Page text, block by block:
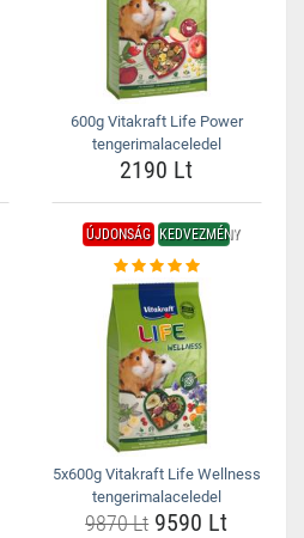
600g Vitakraft Life Power
tengerimalaceledel
2190 Lt
ÚJDONSÁG KEDVEZMÉNY
5x600g Vitakraft Life Wellness
tengerimalaceledel
9870 Lt9590 Lt